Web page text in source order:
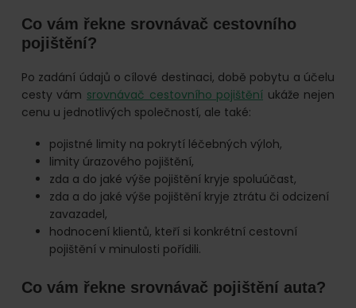
Co vám řekne srovnávač cestovního
pojištění?
Po zadání údajů o cílové destinaci, době pobytu a účelu
cesty vám srovnávač cestovního pojištění ukáže nejen
cenu u jednotlivých společností, ale také:
pojistné limity na pokrytí léčebných výloh,
limity úrazového pojištění,
zda a do jaké výše pojištění kryje spoluúčast,
zda a do jaké výše pojištění kryje ztrátu či odcizení
zavazadel,
hodnocení klientů, kteří si konkrétní cestovní
pojištění v minulosti pořídili.
Co vám řekne srovnávač pojištění auta?